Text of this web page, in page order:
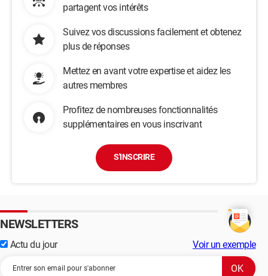
partagent vos intérêts
Suivez vos discussions facilement et obtenez
plus de réponses
Mettez en avant votre expertise et aidez les
autres membres
Profitez de nombreuses fonctionnalités
supplémentaires en vous inscrivant
S'INSCRIRE
NEWSLETTERS
Actu du jour Voir un exemple